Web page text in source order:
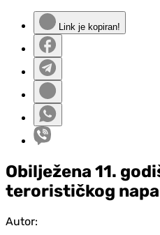
Link je kopiran!
Obilježena 11.
terorističkog
Autor: